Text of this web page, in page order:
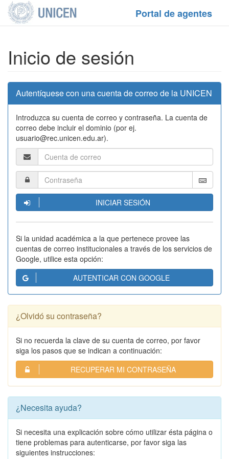
Portal de agentes
Inicio de sesión
Autentíquese con una cuenta de correo de la UNICEN
Introduzca su cuenta de correo y contraseña. La cuenta de
correo debe incluir el dominio (por ej.
usuario@rec.unicen.edu.ar).
INICIAR SESIÓN
Si la unidad académica a la que pertenece provee las
cuentas de correo institucionales a través de los servicios de
Google, utilice esta opción:
AUTENTICAR CON GOOGLE
¿Olvidó su contraseña?
Si no recuerda la clave de su cuenta de correo, por favor
siga los pasos que se indican a continuación:
RECUPERAR MI CONTRASEÑA
¿Necesita ayuda?
Si necesita una explicación sobre cómo utilizar ésta página o
tiene problemas para autenticarse, por favor siga las
siguientes instrucciones: